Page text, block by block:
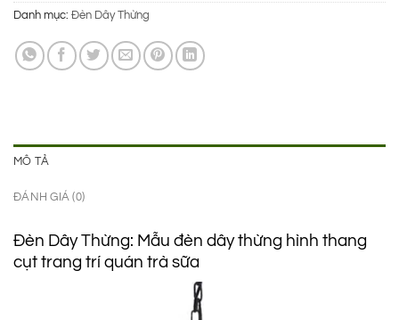
là:
895.000 ₫.là:
645.000 ₫.
Danh mục: Đèn Dây Thừng
MÔ TẢ
ĐÁNH GIÁ (0)
Đèn Dây Thừng: Mẫu đèn dây thừng hình thang
cụt trang trí quán trà sữa